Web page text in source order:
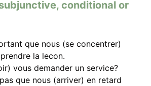
conditional or
que nous (se concentrer)
la lecon.
vous demander un service?
que nous (arriver) en retard